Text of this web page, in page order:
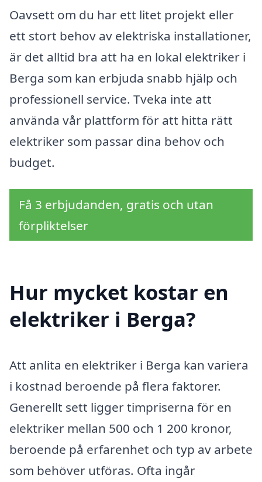
Oavsett om du har ett litet projekt eller
ett stort behov av elektriska installationer,
är det alltid bra att ha en lokal elektriker i
Berga som kan erbjuda snabb hjälp och
professionell service. Tveka inte att
använda vår plattform för att hitta rätt
elektriker som passar dina behov och
budget.
Få 3 erbjudanden, gratis och utan
förpliktelser
Hur mycket kostar en
elektriker i Berga?
Att anlita en elektriker i Berga kan variera
i kostnad beroende på flera faktorer.
Generellt sett ligger timpriserna för en
elektriker mellan 500 och 1 200 kronor,
beroende på erfarenhet och typ av arbete
som behöver utföras. Ofta ingår